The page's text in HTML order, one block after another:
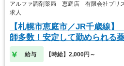
アルファ調剤薬局 恵庭店 有限会社プリ
求人
【札幌市恵庭市／JR千歳線
師多数！安定して勤められる
給与 【時給】2,000円～